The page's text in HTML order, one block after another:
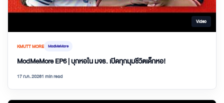
Video
KMUTT MORE ModMeMore
ModMeMore EP6 | บุกหอใน มจธ. เปิดทุกมุมชีวิตเด็กหอ!
17 ก.ค. 20261 min read